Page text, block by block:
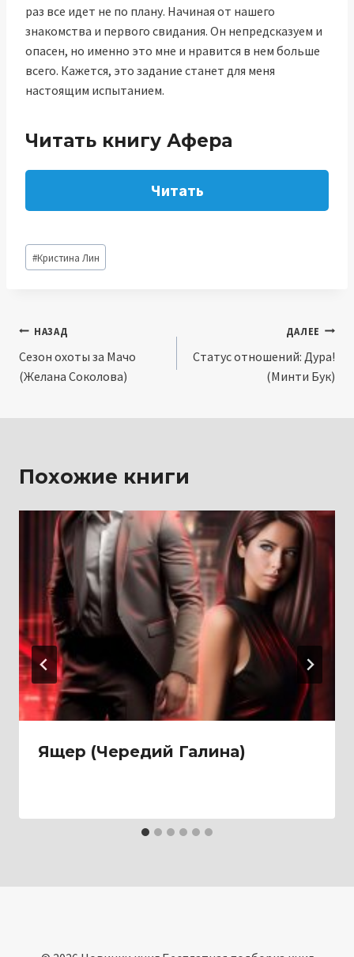
раз все идет не по плану. Начиная от нашего
знакомства и первого свидания. Он непредсказуем и
опасен, но именно это мне и нравится в нем больше
всего. Кажется, это задание станет для меня
настоящим испытанием.
Читать книгу Афера
Читать
Метки
записи:
#Кристина Лин
Навигация
по
НАЗАД
Сезон охоты за Мачо
(Желана Соколова)
ДАЛЕЕ
Статус отношений: Дура!
(Минти Бук)
Похожие книги
Ящер (Чередий Галина)